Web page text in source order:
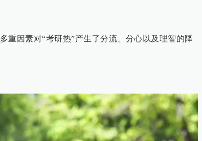
重因素对“考研热”产生了分流、分心以及理智的降